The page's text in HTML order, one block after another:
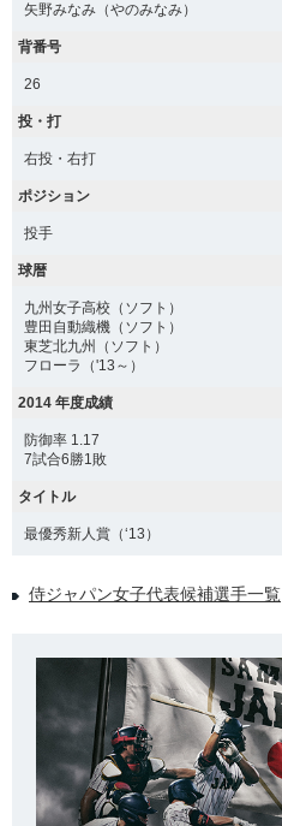
矢野みなみ（やのみなみ）
背番号
26
投・打
右投・右打
ポジション
投手
球暦
九州女子高校（ソフト）
豊田自動織機（ソフト）
東芝北九州（ソフト）
フローラ（'13～）
2014 年度成績
防御率 1.17
7試合6勝1敗
タイトル
最優秀新人賞（‘13）
侍ジャパン女子代表候補選手一覧